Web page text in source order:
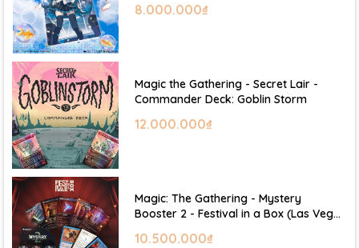
8.000.000₫
Magic the Gathering - Secret Lair -
Commander Deck: Goblin Storm
12.000.000₫
Magic: The Gathering - Mystery
Booster 2 - Festival in a Box (Las Vegas
10.500.000₫